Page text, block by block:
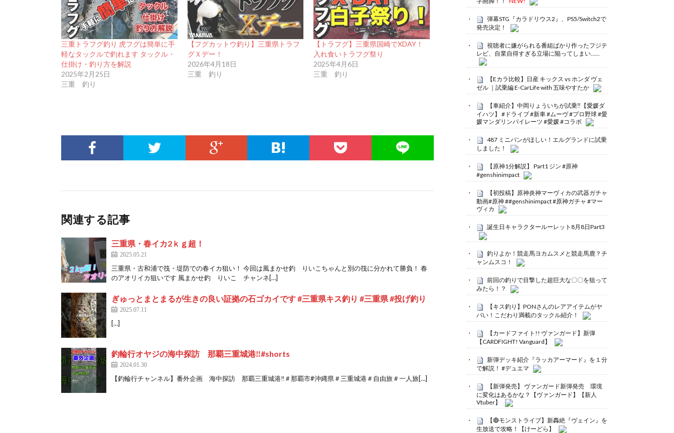
三重トラフグ釣り 虎フグは簡単に手
軽なタックルで釣れます タックル・
仕掛け・釣り方を解説
2025年2月25日
三重 釣り
【フグカットウ釣り】三重県トラフ
グＸデー！
2026年4月18日
三重 釣り
【トラフグ】三重県国崎でXDAY！
入れ食いトラフグ祭り
2025年4月6日
三重 釣り
関連する記事
三重県・春イカ2ｋｇ超！
2025.05.21
三重県・古和浦で筏・堤防での春イカ狙い！ 今回は風まかせ釣 りいこちゃんと別の筏に分かれて勝負！ 春
のアオリイカ狙いです 風まかせ釣 りいこ チャンネ[…]
ぎゅっとまとまるが生きの良い証拠の石ゴカイです #三重県キス釣り #三重県 #投げ釣り
2025.07.11
[…]
釣輪行オヤジの海中探訪 那覇三重城港‼️#shorts
2024.01.30
【釣輪行チャンネル】番外企画 海中探訪 那覇三重城港‼️＃那覇市#沖縄県＃三重城港＃自由旅＃一人旅[…]
弾幕STG『カラドリウス2』、PS5/Switch2で
発売決定！
視聴者に嫌がられる番組ばかり作ったフジテ
レビ、自業自得すぎる立場に陥ってしまい……
【Eカラ比較】日産 キックス vs ホンダ ヴェ
ゼル ｜試乗編 E-CarLife with 五味やすたか
【車紹介】中岡りょういちが試乗‼️【愛媛ダ
イハツ】 #ドライブ #新車 #ムーヴ #プロ野球 #愛
媛マンダリンパイレーツ #愛媛 #コラボ
487 ミニバンがほしい！エルグランドに試乗
しました！
【原神1分解説】 Part1 ジン #原神
#genshinimpact
【初投稿】原神炎神マーヴィカの武器ガチャ
動画#原神 ##genshinimpact #原神ガチャ #マー
ヴィカ
誕生日キャラクタールーレット8月8日Part3
釣りよか！競走馬ヨカムスメと競走馬鹿？チ
ャンムスコ！
前回の釣りで目撃した超巨大な〇〇を狙って
みたら！？
【キス釣り】PONさんのレアアイテムがヤ
バい！こだわり満載のタックル紹介！
【カードファイト!! ヴァンガード】新弾
【CARDFIGHT! Vanguard】
新弾デッキ紹介『ラッカアーマード』を１分
で解説！ #デュエマ
【新弾発売】 ヴァンガード新弾発売 環境
に変化はあるかな？【ヴァンガード】【新人
Vtuber】
【🔴モンストライブ】新轟絶『ヴェイン』を
生放送で攻略！【けーどら】